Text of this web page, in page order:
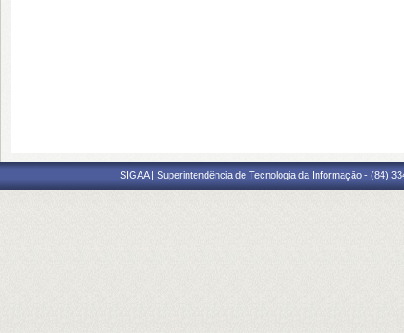
SIGAA | Superintendência de Tecnologia da Informação - (84)